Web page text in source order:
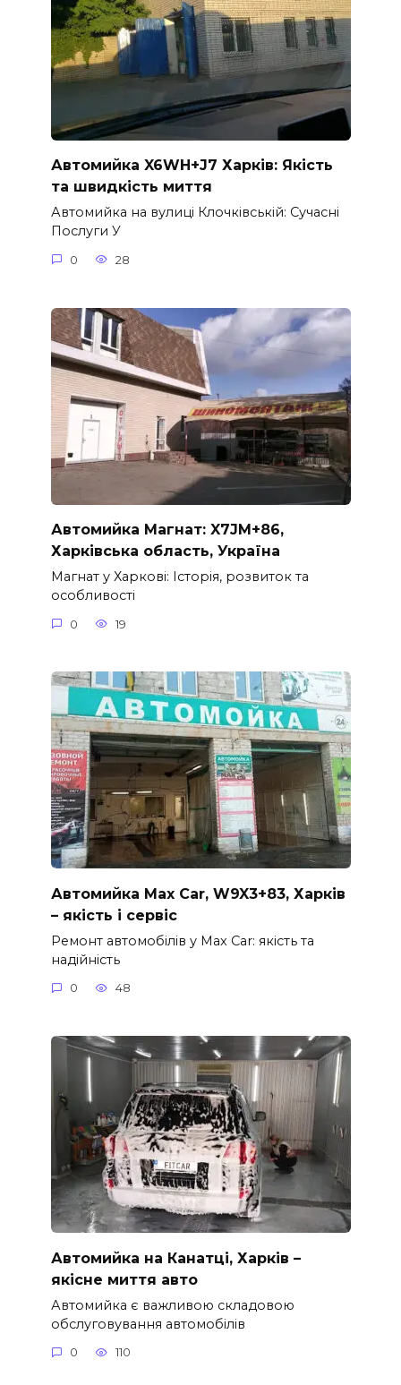
Автомийка X6WH+J7 Харків: Якість
та швидкість миття
Автомийка на вулиці Клочківській: Сучасні
Послуги У
0 28
Автомийка Магнат: X7JM+86,
Харківська область, Україна
Магнат у Харкові: Історія, розвиток та
особливості
0 19
Автомийка Max Car, W9X3+83, Харків
– якість і сервіс
Ремонт автомобілів у Max Car: якість та
надійність
0 48
Автомийка на Канатці, Харків –
якісне миття авто
Автомийка є важливою складовою
обслуговування автомобілів
0 110